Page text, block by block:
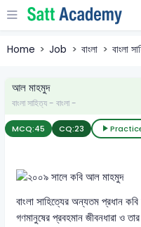
Home Job বাংলা বাংলা
আল মাহমুদ
বাংলা সাহিত্য - বাংলা -
MCQ:45 CQ:23
বাংলা সাহিত্যের অন্যতম প্রধান কবি
গণমানুষের প্রবহমান জীবনধারা ও